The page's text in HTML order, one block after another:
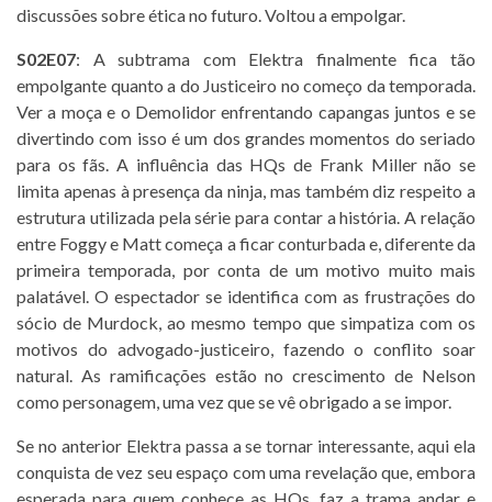
discussões sobre ética no futuro. Voltou a empolgar.
S02E07: A subtrama com Elektra finalmente fica tão
empolgante quanto a do Justiceiro no começo da temporada.
Ver a moça e o Demolidor enfrentando capangas juntos e se
divertindo com isso é um dos grandes momentos do seriado
para os fãs. A influência das HQs de Frank Miller não se
limita apenas à presença da ninja, mas também diz respeito a
estrutura utilizada pela série para contar a história. A relação
entre Foggy e Matt começa a ficar conturbada e, diferente da
primeira temporada, por conta de um motivo muito mais
palatável. O espectador se identifica com as frustrações do
sócio de Murdock, ao mesmo tempo que simpatiza com os
motivos do advogado-justiceiro, fazendo o conflito soar
natural. As ramificações estão no crescimento de Nelson
como personagem, uma vez que se vê obrigado a se impor.
Se no anterior Elektra passa a se tornar interessante, aqui ela
conquista de vez seu espaço com uma revelação que, embora